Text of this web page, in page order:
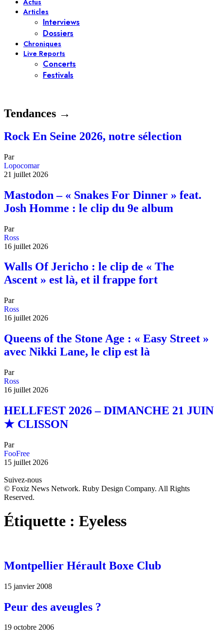
Actus
Articles
Interviews
Dossiers
Chroniques
Live Reports
Concerts
Festivals
Tendances →
Rock En Seine 2026, notre sélection
Par
Lopocomar
21 juillet 2026
Mastodon – « Snakes For Dinner » feat.
Josh Homme : le clip du 9e album
Par
Ross
16 juillet 2026
Walls Of Jericho : le clip de « The
Ascent » est là, et il frappe fort
Par
Ross
16 juillet 2026
Queens of the Stone Age : « Easy Street »
avec Nikki Lane, le clip est là
Par
Ross
16 juillet 2026
HELLFEST 2026 – DIMANCHE 21 JUIN
★ CLISSON
Par
FooFree
15 juillet 2026
Suivez-nous
© Foxiz News Network. Ruby Design Company. All Rights
Reserved.
Étiquette : Eyeless
Montpellier Hérault Boxe Club
15 janvier 2008
Peur des aveugles ?
19 octobre 2006